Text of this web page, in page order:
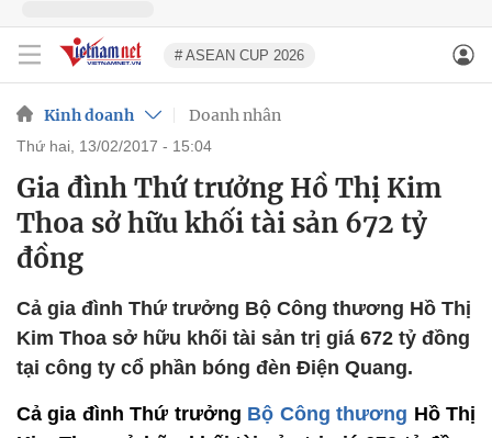
# ASEAN CUP 2026
Kinh doanh Doanh nhân
thứ hai, 13/02/2017 - 15:04
Gia đình Thứ trưởng Hồ Thị Kim
Thoa sở hữu khối tài sản 672 tỷ
đồng
Cả gia đình Thứ trưởng Bộ Công thương Hồ Thị
Kim Thoa sở hữu khối tài sản trị giá 672 tỷ đồng
tại công ty cổ phần bóng đèn Điện Quang.
Cả gia đình Thứ trưởng Bộ Công thương Hồ Thị